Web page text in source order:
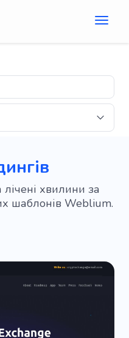
лічені хвилини за
шаблонів Weblium.